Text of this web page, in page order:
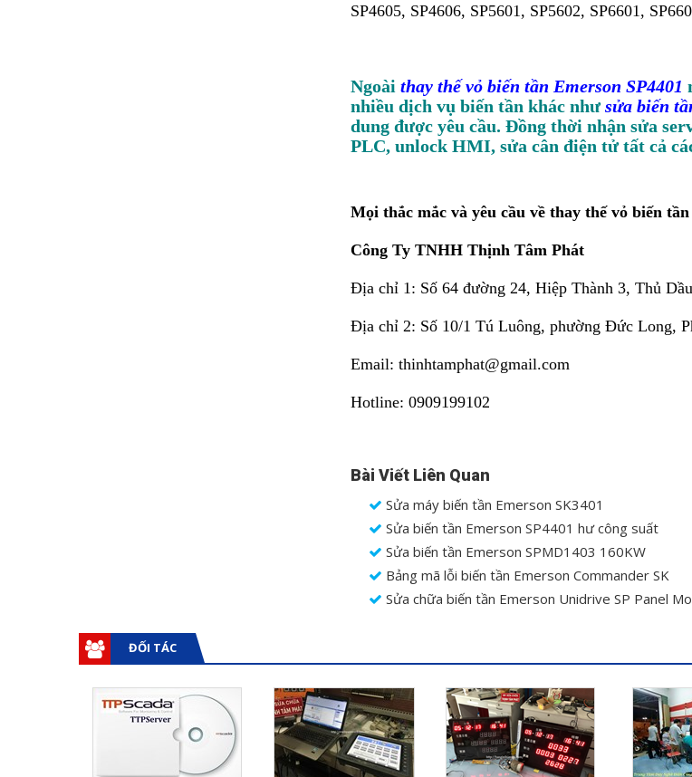
SP4605, SP4606, SP5601, SP5602, SP6601,
Ngoài thay thế vỏ biến tần Emerson SP4401
nhiều dịch vụ biến tần khác nhưsửa biến
dung được yêu cầu. Đồng thời nhận sửa
PLC, unlock HMI, sửa cân điện tử tất cả
Mọi thắc mắc và yêu cầu về thay thế vỏ biến
Công Ty TNHH Thịnh Tâm Phát
Địa chỉ 1: Số 64 đường 24, Hiệp Thành 3, Thủ
Địa chỉ 2: Số 10/1 Tú Luông, phường Đức Long,
Email: thinhtamphat@gmail.com
Hotline: 0909199102
Bài Viết Liên Quan
Sửa máy biến tần Emerson SK3401
Sửa biến tần Emerson SP4401 hư công suất
Sửa biến tần Emerson SPMD1403 160KW
Bảng mã lỗi biến tần Emerson Commander SK
Sửa chữa biến tần Emerson Unidrive SP Panel
ĐỐI TÁC